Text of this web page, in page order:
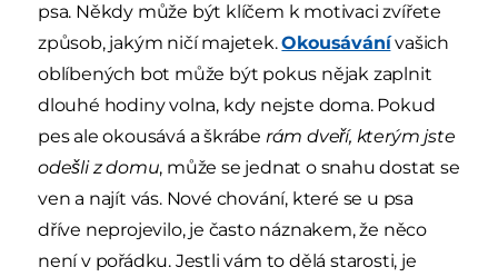
psa. Někdy může být klíčem k motivaci zvířete
způsob, jakým ničí majetek.Okousávánívašich
oblíbených bot může být pokus nějak zaplnit
dlouhé hodiny volna, kdy nejste doma. Pokud
pes ale okousává a škrábe rám dveří, kterým jste
odešli z domu, může se jednat o snahu dostat se
ven a najít vás. Nové chování, které se u psa
dříve neprojevilo, je často náznakem, že něco
není v pořádku. Jestli vám to dělá starosti, je